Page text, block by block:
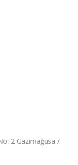
2 Gazimağusa /